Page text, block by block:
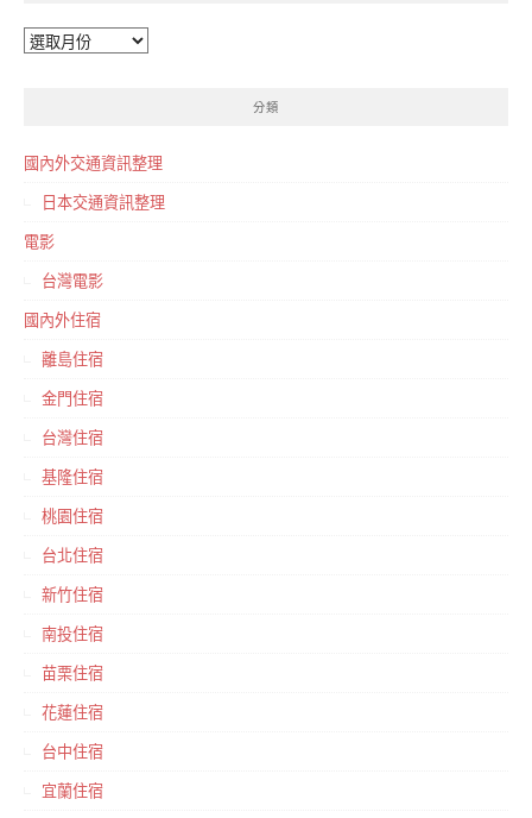
彙
分類
國內外交通資訊整理
日本交通資訊整理
電影
台灣電影
國內外住宿
離島住宿
金門住宿
台灣住宿
基隆住宿
桃園住宿
台北住宿
新竹住宿
南投住宿
苗栗住宿
花蓮住宿
台中住宿
宜蘭住宿